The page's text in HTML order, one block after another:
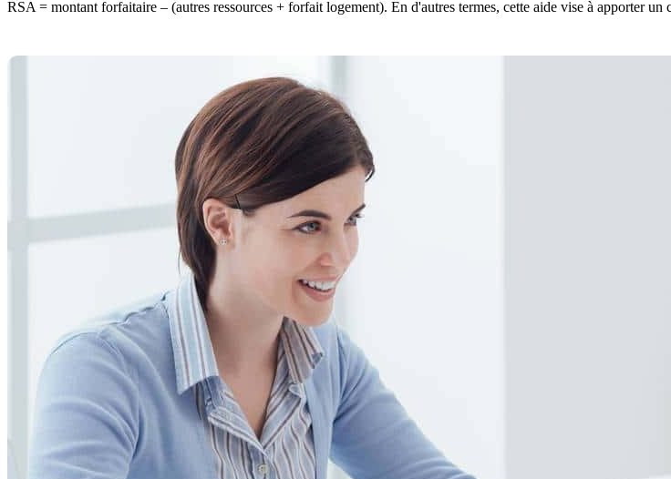
RSA = montant forfaitaire – (autres ressources + forfait logement). En d'autres termes, cette aide vise à apporter